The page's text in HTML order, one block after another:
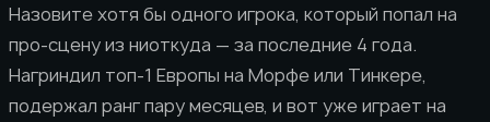
Назовите хотя бы одного игрока, который попал на
про-сцену из ниоткуда — за последние 4 года.
Нагриндил топ-1 Европы на Морфе или Тинкере,
подержал ранг пару месяцев, и вот уже играет на